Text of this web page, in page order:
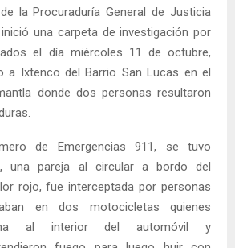
la Procuraduría General de Justicia
una carpeta de investigación por
el día miércoles 11 de octubre,
a Ixtenco del Barrio San Lucas en el
donde dos personas resultaron
de Emergencias 911, se tuvo
una pareja al circular a bordo del
rojo, fue interceptada por personas
en dos motocicletas quienes
al interior del automóvil y